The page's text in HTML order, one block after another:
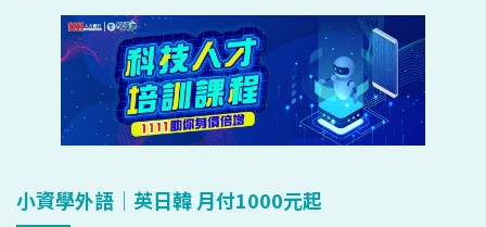
小資學外語｜英日韓 月付1000元起